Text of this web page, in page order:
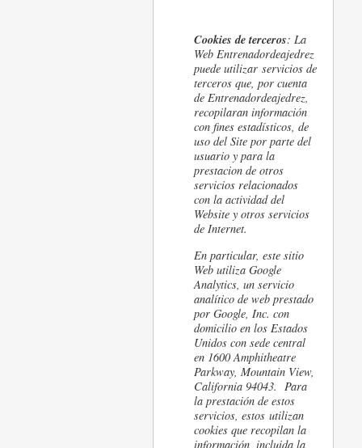
Cookies de terceros: La
Web Entrenadordeajedrez
puede utilizar servicios de
terceros que, por cuenta
de Entrenadordeajedrez,
recopilaran información
con fines estadísticos, de
uso del Site por parte del
usuario y para la
prestacion de otros
servicios relacionados
con la actividad del
Website y otros servicios
de Internet.
En particular, este sitio
Web utiliza Google
Analytics, un servicio
analítico de web prestado
por Google, Inc. con
domicilio en los Estados
Unidos con sede central
en 1600 Amphitheatre
Parkway, Mountain View,
California 94043. Para
la prestación de estos
servicios, estos utilizan
cookies que recopilan la
información, incluida la